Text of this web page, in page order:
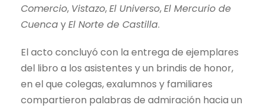
Comercio, Vistazo,El Universo,El Mercurio de
CuencayEl Norte de Castilla.
El acto concluyó con la entrega de ejemplares
del libro a los asistentes y un brindis de honor,
en el que colegas, exalumnos y familiares
compartieron palabras de admiración hacia un